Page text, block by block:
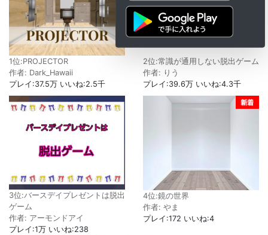
1位:PROJECTOR
作者: Dark_Hawaii
プレイ:37.5万 いいね:2.5千
2位:常識が通用しない脱出ゲーム
作者: りう
プレイ:39.6万 いいね:4.3千
3位:バースデイプレゼントは脱出
ゲーム
作者: アーモンドアイ
プレイ:1万 いいね:238
4位:鏡の世界
作者: やま
プレイ:172 いいね:4